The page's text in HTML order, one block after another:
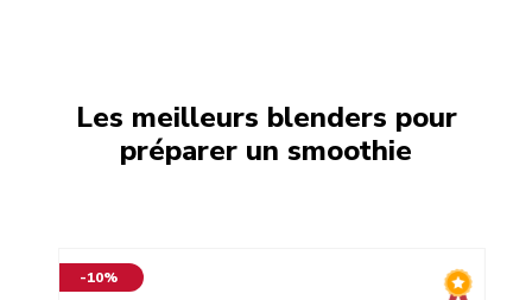
Les meilleurs blenders pour
préparer un smoothie
-10%